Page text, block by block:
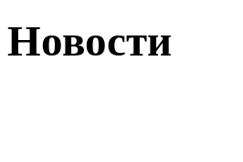
Новости